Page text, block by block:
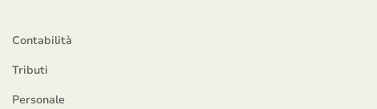
Contabilità
Tributi
Personale